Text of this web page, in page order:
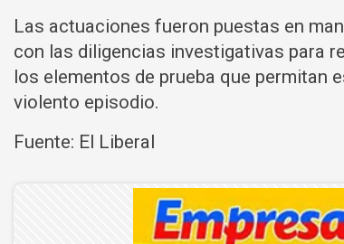
Las actuaciones fueron puestas en
con las diligencias investigativas para
los elementos de prueba que permitan
violento episodio.
Fuente: El Liberal